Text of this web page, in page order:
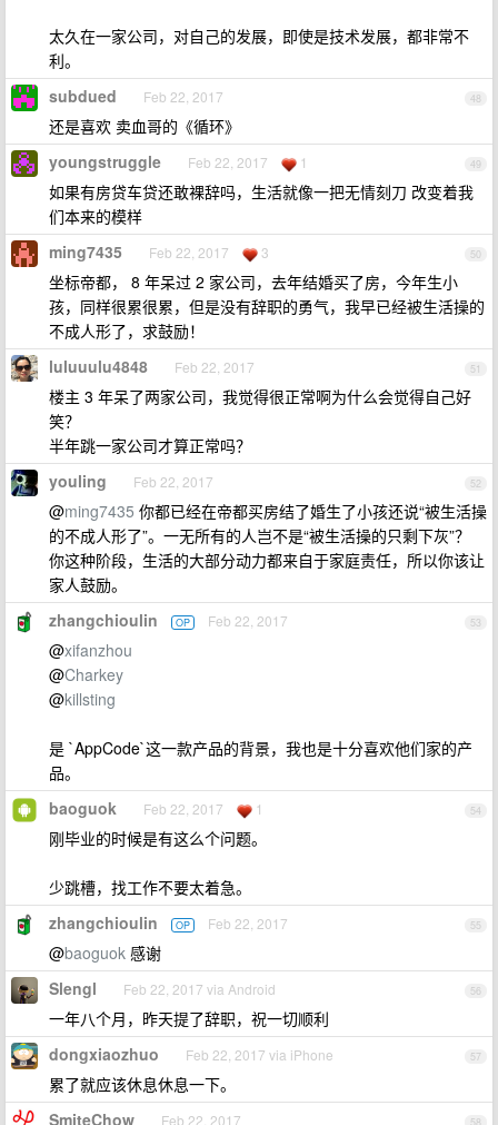
太久在一家公司，对自己的发展，即使是技术发展，都非常不
利。
48
subdued Feb 22, 2017
还是喜欢 卖血哥的《循环》
49
youngstruggle Feb 22, 2017 1
如果有房贷车贷还敢裸辞吗，生活就像一把无情刻刀 改变着我
们本来的模样
50
ming7435 Feb 22, 2017 3
坐标帝都， 8 年呆过 2 家公司，去年结婚买了房，今年生小
孩，同样很累很累，但是没有辞职的勇气，我早已经被生活操的
不成人形了，求鼓励！
51
luluuulu4848 Feb 22, 2017
楼主 3 年呆了两家公司，我觉得很正常啊为什么会觉得自己好
笑？
半年跳一家公司才算正常吗？
52
youling Feb 22, 2017
@ming7435 你都已经在帝都买房结了婚生了小孩还说“被生活操
的不成人形了”。一无所有的人岂不是“被生活操的只剩下灰”？
你这种阶段，生活的大部分动力都来自于家庭责任，所以你该让
家人鼓励。
53
zhangchioulin OP Feb 22, 2017
@xifanzhou
@Charkey
@killsting
是 `AppCode`这一款产品的背景，我也是十分喜欢他们家的产
品。
54
baoguok Feb 22, 2017 1
刚毕业的时候是有这么个问题。
少跳槽，找工作不要太着急。
55
zhangchioulin OP Feb 22, 2017
@baoguok 感谢
56
Slengl Feb 22, 2017 via Android
一年八个月，昨天提了辞职，祝一切顺利
57
dongxiaozhuo Feb 22, 2017 via iPhone
累了就应该休息休息一下。
SmiteChow Feb 22, 2017